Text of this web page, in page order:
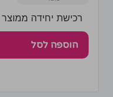
רכישת יחידה ממוצר זה
הוספה לסל